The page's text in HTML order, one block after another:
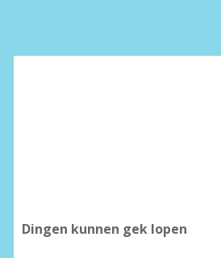
Dingen kunnen gek lopen